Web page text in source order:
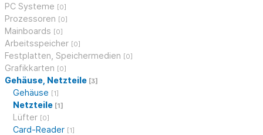
PC Systeme [0]
Prozessoren [0]
Mainboards [0]
Arbeitsspeicher [0]
Festplatten, Speichermedien [0]
Grafikkarten [0]
Gehäuse, Netzteile [3]
Gehäuse [1]
Netzteile [1]
Lüfter [0]
Card-Reader [1]